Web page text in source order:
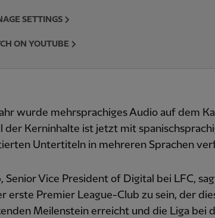
SETTINGS
ON YOUTUBE
wurde mehrsprachiges Audio auf dem
der Kerninhalte ist jetzt mit
Untertiteln in mehreren Sprachen
Senior Vice President of Digital bei LFC,
erste Premier League-Club zu sein, der
Meilenstein erreicht und die Liga bei